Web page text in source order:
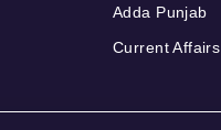
Adda Punjab
Current Affairs